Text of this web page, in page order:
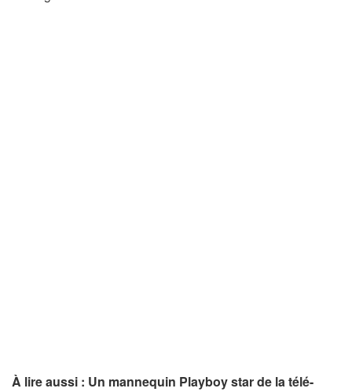
À lire aussi : Un mannequin Playboy star de la télé-